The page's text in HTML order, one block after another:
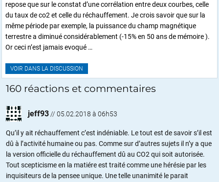
repose que sur le constat d’une corrélation entre deux courbes, celle
du taux de co2 et celle du réchauffement. Je crois savoir que sur la
même période par exemple, la puissance du champ magnétique
terrestre a diminué considérablement (-15% en 50 ans de mémoire ).
Or ceci n’est jamais evoqué …
VOIR DANS LA DISCUSSION
160 réactions et commentaires
jeff93 // 05.02.2018 à 06h53
Qu’il y ait réchauffement c’est indéniable. Le tout est de savoir s’il est
dû à l’activité humaine ou pas. Comme sur d’autres sujets il n’y a que
la version officielle du réchauffement dû au CO2 qui soit autorisée.
Tout scepticisme en la matiére est traité comme une hérésie par les
inquisiteurs de la pensee unique. Une telle unanimité le parait